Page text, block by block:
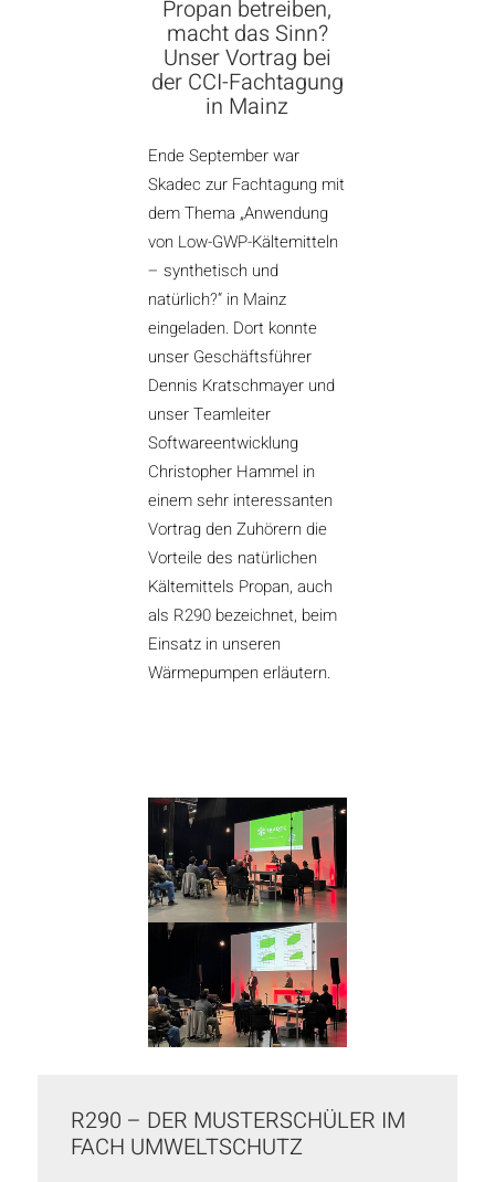
Propan betreiben,
macht das Sinn?
Unser Vortrag bei
der CCI-Fachtagung
in Mainz
Ende September war
Skadec zur Fachtagung mit
dem Thema „Anwendung
von Low-GWP-Kältemitteln
– synthetisch und
natürlich?“ in Mainz
eingeladen. Dort konnte
unser Geschäftsführer
Dennis Kratschmayer und
unser Teamleiter
Softwareentwicklung
Christopher Hammel in
einem sehr interessanten
Vortrag den Zuhörern die
Vorteile des natürlichen
Kältemittels Propan, auch
als R290 bezeichnet, beim
Einsatz in unseren
Wärmepumpen erläutern.
R290 – DER MUSTERSCHÜLER IM
FACH UMWELTSCHUTZ